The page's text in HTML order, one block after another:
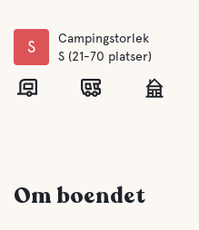
S
Campingstorlek
S (21-70 platser)
Om boendet